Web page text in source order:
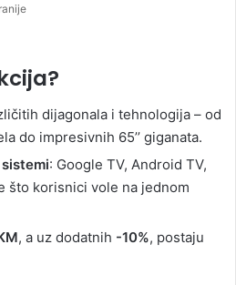
dijagonala i tehnologija – od
do impresivnih 65’’ giganata.
: Google TV, Android TV,
što korisnici vole na jednom
, a uz dodatnih -10%, postaju